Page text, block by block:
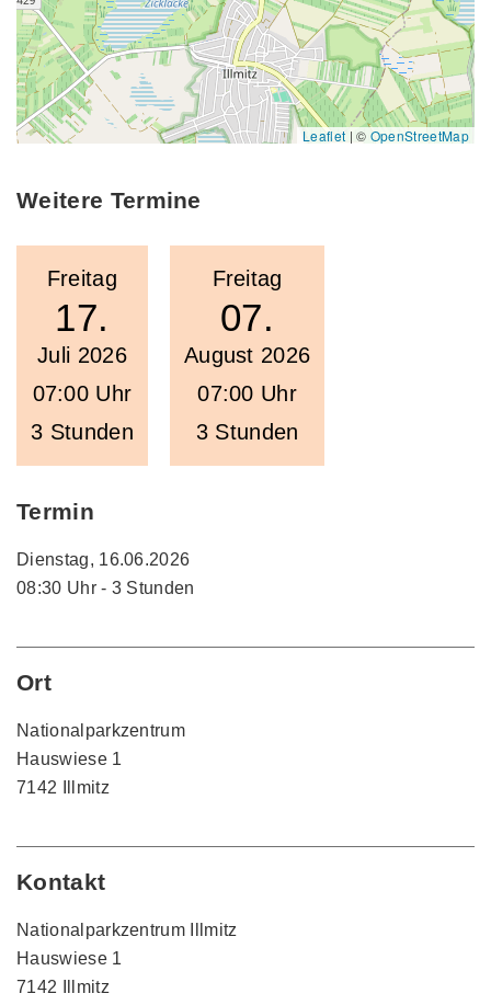
Leaflet | © OpenStreetMap
Weitere Termine
Freitag
17.
Juli 2026
07:00 Uhr
3 Stunden
Freitag
07.
August 2026
07:00 Uhr
3 Stunden
Termin
Dienstag, 16.06.2026
08:30 Uhr - 3 Stunden
Ort
Nationalparkzentrum
Hauswiese 1
7142 Illmitz
Kontakt
Nationalparkzentrum Illmitz
Hauswiese 1
7142 Illmitz